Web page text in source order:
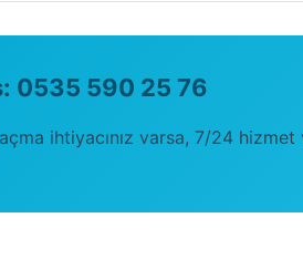
0535 590 25 76
ihtiyacınız varsa, 7/24